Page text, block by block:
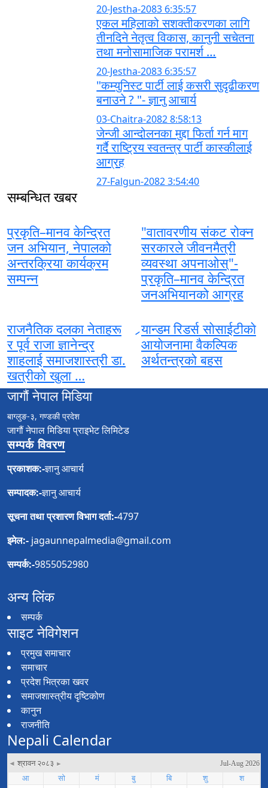
20-Jestha-2083 6:35:57
एकल महिलाको सशक्तीकरणका लागि
तीनदिने नेतृत्व विकास, कानुनी सचेतना
तथा मनोसामाजिक परामर्श …
20-Jestha-2083 6:35:57
"कम्युनिस्ट पार्टी लाई कसरी सुदृढीकरण
बनाउने ? "- ज्ञानु आचार्य
03-Chaitra-2082 8:58:13
जेन्जी आन्दोलनका मुद्दा फिर्ता गर्न माग
गर्दै राष्ट्रिय स्वतन्त्र पार्टी कास्कीलाई
आग्रह
27-Falgun-2082 3:54:40
सम्बन्धित खबर
प्रकृति–मानव केन्द्रित
जन अभियान, नेपालको
अन्तरक्रिया कार्यक्रम
सम्पन्न
"वातावरणीय संकट रोक्न
सरकारले जीवनमैत्री
व्यवस्था अपनाओस्"-
प्रकृति–मानव केन्द्रित
जनअभियानको आग्रह
राजनैतिक दलका नेताहरू
र पूर्व राजा ज्ञानेन्द्र
शाहलाई समाजशास्त्री डा.
खत्रीकाे खुला …
र्‍यान्डम रिडर्स साेसाईटीकाे
आयाेजनामा वैकल्पिक
अर्थतन्त्रको बहस
जागौं नेपाल मिडिया
बाग्लुङ-३, गण्डकी प्रदेश
जागौं नेपाल मिडिया प्राइभेट लिमिटेड
सम्पर्क विवरण
प्रकाशक:-ज्ञानु आचार्य
सम्पादक:-ज्ञानु आचार्य
सूचना तथा प्रशारण विभाग दर्ता:-4797
इमेल:- jagaunnepalmedia@gmail.com
सम्पर्क:-9855052980
अन्य लिंक
सम्पर्क
साइट नेविगेशन
प्रमुख समाचार
समाचार
प्रदेश भित्रका खवर
समाजशास्त्रीय दृष्टिकोण
कानुन
राजनीति
Nepali Calendar